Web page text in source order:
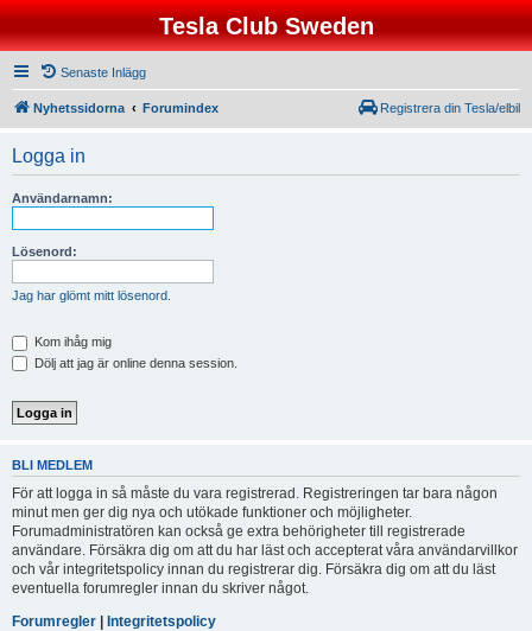
Tesla Club Sweden
Senaste Inlägg
Nyhetssidorna Forumindex Registrera din Tesla/elbil
Logga in
Användarnamn:
Lösenord:
Jag har glömt mitt lösenord.
Kom ihåg mig
Dölj att jag är online denna session.
BLI MEDLEM
För att logga in så måste du vara registrerad. Registreringen tar bara någon
minut men ger dig nya och utökade funktioner och möjligheter.
Forumadministratören kan också ge extra behörigheter till registrerade
användare. Försäkra dig om att du har läst och accepterat våra användarvillkor
och vår integritetspolicy innan du registrerar dig. Försäkra dig om att du läst
eventuella forumregler innan du skriver något.
Forumregler | Integritetspolicy